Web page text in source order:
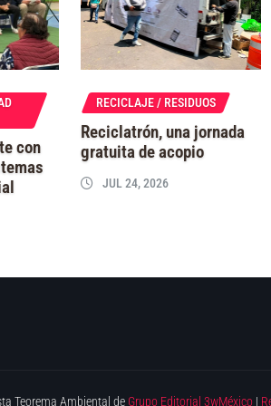
con
RECICLAJE / RESIDUOS
Reciclatrón, una jornada
gratuita de acopio
JUL 24, 2026
Teorema Ambiental de Grupo Editorial 3wMéxico |